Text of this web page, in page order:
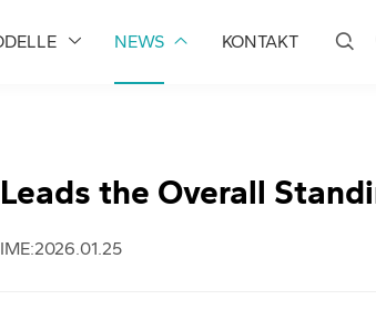
NEWS KONTAKT
the Overall